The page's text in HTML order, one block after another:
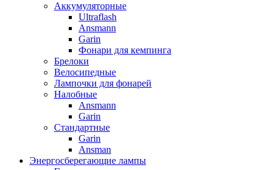
Аккумуляторные
Ultraflash
Ansmann
Garin
Фонари для кемпинга
Брелоки
Велосипедные
Лампочки для фонарей
Налобные
Ansmann
Garin
Стандартные
Garin
Ansman
Энергосберегающие лампы